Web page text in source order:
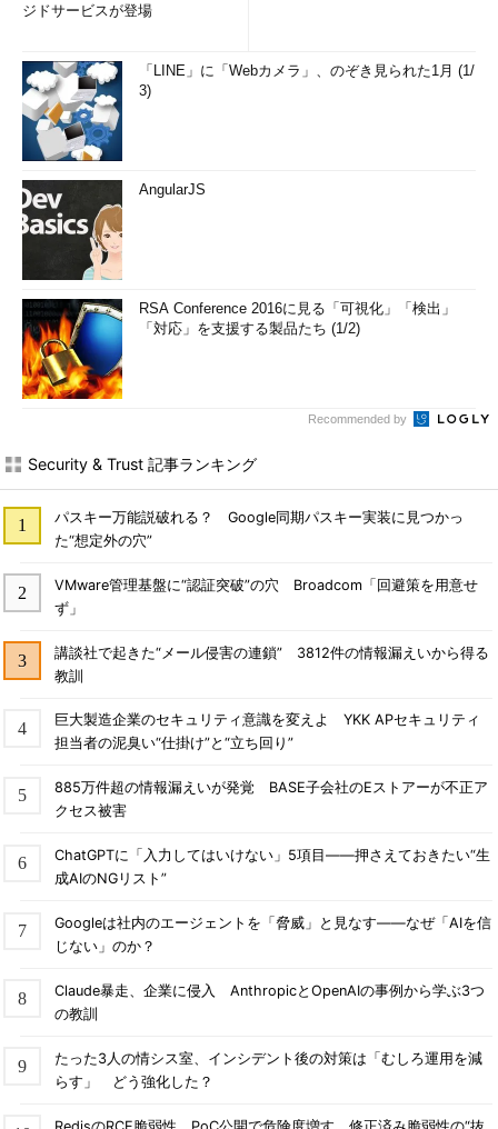
ジドサービスが登場
「LINE」に「Webカメラ」、のぞき見られた1月 (1/
3)
AngularJS
RSA Conference 2016に見る「可視化」「検出」
「対応」を支援する製品たち (1/2)
Recommended by
Security & Trust 記事ランキング
パスキー万能説破れる？ Google同期パスキー実装に見つかっ
た“想定外の穴”
VMware管理基盤に“認証突破”の穴 Broadcom「回避策を用意せ
ず」
講談社で起きた“メール侵害の連鎖” 3812件の情報漏えいから得る
教訓
巨大製造企業のセキュリティ意識を変えよ YKK APセキュリティ
担当者の泥臭い“仕掛け”と“立ち回り”
885万件超の情報漏えいが発覚 BASE子会社のEストアーが不正ア
クセス被害
ChatGPTに「入力してはいけない」5項目――押さえておきたい“生
成AIのNGリスト”
Googleは社内のエージェントを「脅威」と見なす――なぜ「AIを信
じない」のか？
Claude暴走、企業に侵入 AnthropicとOpenAIの事例から学ぶ3つ
の教訓
たった3人の情シス室、インシデント後の対策は「むしろ運用を減
らす」 どう強化した？